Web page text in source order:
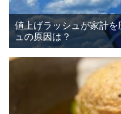
値上げラッシュが家計
ュの原因は？